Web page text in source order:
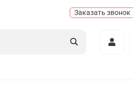
Заказать звонок